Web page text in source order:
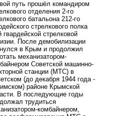
путь прошёл командиром
отделения 2-го
батальона 212-го
стрелкового полка
гвардейской стрелковой
После демобилизации
в Крым и продолжил
механизатором-
Советской машинно-
станции (МТС) в
(до декабря 1944 года -
районе Крымской
В последующие годы
трудиться
комбайнером,